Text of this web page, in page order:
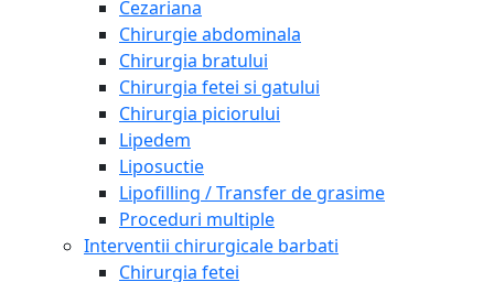
Cezariana
Chirurgie abdominala
Chirurgia bratului
Chirurgia fetei si gatului
Chirurgia piciorului
Lipedem
Liposuctie
Lipofilling / Transfer de grasime
Proceduri multiple
Interventii chirurgicale barbati
Chirurgia fetei